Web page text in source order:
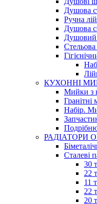
Душова
Ручна
Душова
Душовий
Стельова
КУХОННІ
Мийки з
Гранітні
Набір.
РАДІАТОРИ
Сталеві
30
22
11
22
20